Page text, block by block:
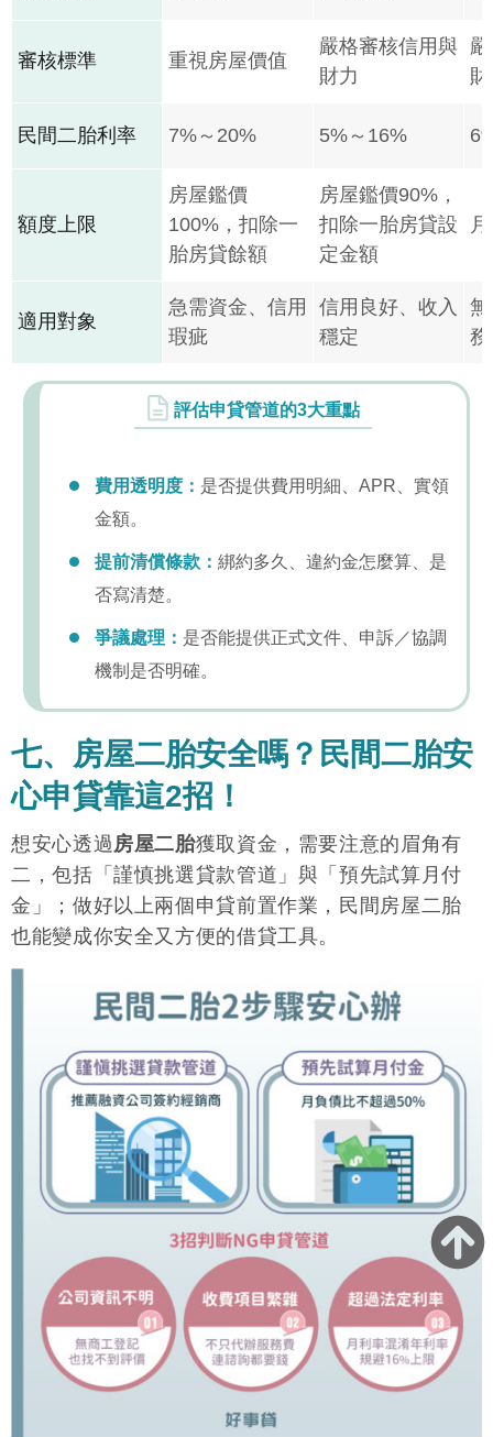
審核標準 重視房屋價值
嚴格審核信用與
財力
民間二胎利率 7%～20% 5%～16%
額度上限
房屋鑑價
100%，扣除一
胎房貸餘額
房屋鑑價90%，
扣除一胎房貸設
定金額
適用對象
急需資金、信用
瑕疵
信用良好、收入
穩定
評估申貸管道的3大重點
費用透明度： 是否提供費用明細、APR、實領
金額。
提前清償條款： 綁約多久、違約金怎麼算、是
否寫清楚。
爭議處理： 是否能提供正式文件、申訴／協調
機制是否明確。
七、房屋二胎安全嗎？民間二胎安
心申貸靠這2招！
想安心透過房屋二胎獲取資金，需要注意的眉角有
二，包括「謹慎挑選貸款管道」與「預先試算月付
金」；做好以上兩個申貸前置作業，民間房屋二胎
也能變成你安全又方便的借貸工具。